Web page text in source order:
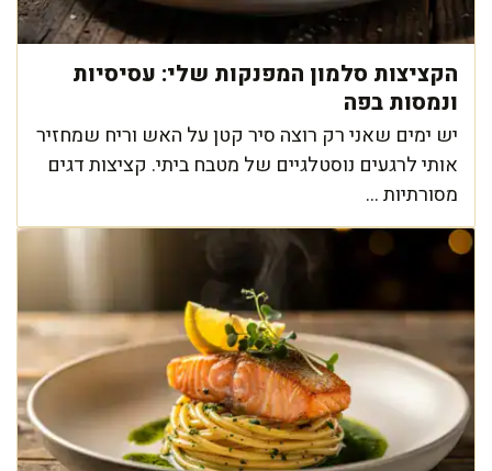
הקציצות סלמון המפנקות שלי: עסיסיות
ונמסות בפה
יש ימים שאני רק רוצה סיר קטן על האש וריח שמחזיר
אותי לרגעים נוסטלגיים של מטבח ביתי. קציצות דגים
מסורתיות ...